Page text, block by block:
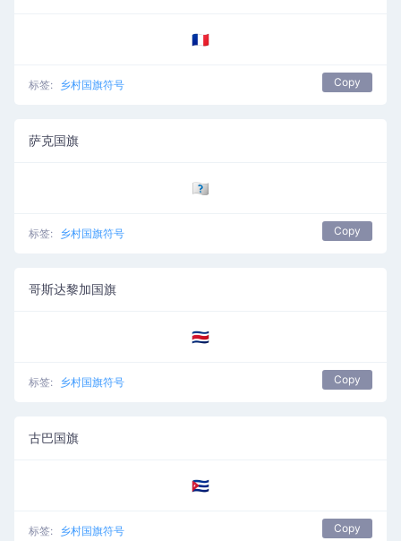
🇨🇵
标签: 乡村国旗符号 Copy
萨克国旗
🇨🇶
标签: 乡村国旗符号 Copy
哥斯达黎加国旗
🇨🇷
标签: 乡村国旗符号 Copy
古巴国旗
🇨🇺
标签: 乡村国旗符号 Copy